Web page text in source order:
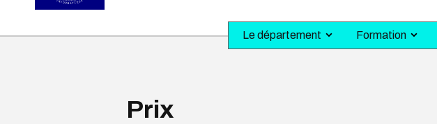
Le département Formation
Prix